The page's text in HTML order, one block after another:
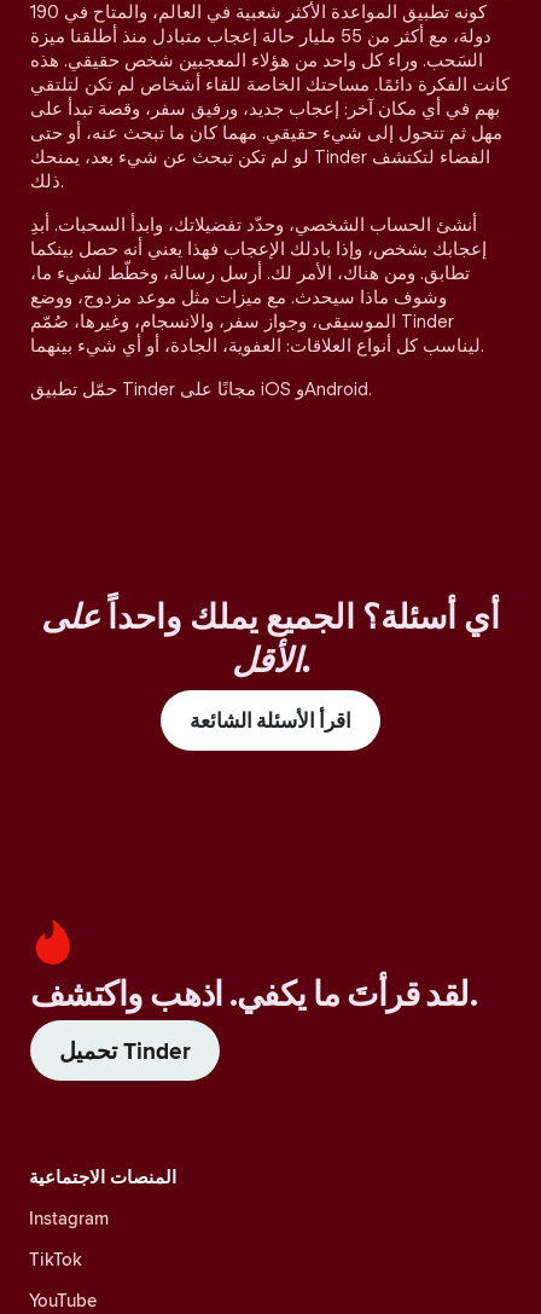
كونه تطبيق المواعدة الأكثر شعبية في العالم، والمتاح في 190
دولة، مع أكثر من 55 مليار حالة إعجاب متبادل منذ أطلقنا ميزة
السَحب. وراء كل واحد من هؤلاء المعجبين شخص حقيقي. هذه
كانت الفكرة دائمًا. مساحتك الخاصة للقاء أشخاص لم تكن لتلتقي
بهم في أي مكان آخر: إعجاب جديد، ورفيق سفر، وقصة تبدأ على
مهل ثم تتحول إلى شيء حقيقي. مهما كان ما تبحث عنه، أو حتى
لو لم تكن تبحث عن شيء بعد، يمنحك Tinder الفضاء لتكتشف
ذلك.
أنشئ الحساب الشخصي، وحدّد تفضيلاتك، وابدأ السحبات. أبدِ
إعجابك بشخص، وإذا بادلك الإعجاب فهذا يعني أنه حصل بينكما
تطابق. ومن هناك، الأمر لك. أرسل رسالة، وخطّط لشيء ما،
وشوف ماذا سيحدث. مع ميزات مثل موعد مزدوج، ووضع
الموسيقى، وجواز سفر، والانسجام، وغيرها، صُمّم Tinder
ليناسب كل أنواع العلاقات: العفوية، الجادة، أو أي شيء بينهما.
حمّل تطبيق Tinder مجانًا على iOS وAndroid.
أي أسئلة؟ الجميع يملك واحداً على
الأقل.
اقرأ الأسئلة الشائعة
لقد قرأتَ ما يكفي. اذهب واكتشف.
تحميل Tinder
المنصات الاجتماعية
Instagram
TikTok
YouTube